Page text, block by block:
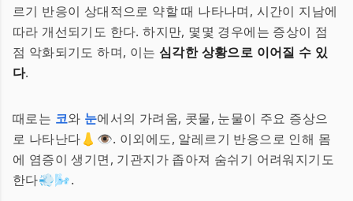
르기 반응이 상대적으로 약할 때 나타나며, 시간이 지남에
따라 개선되기도 한다. 하지만, 몇몇 경우에는 증상이 점
점 악화되기도 하며, 이는 심각한 상황으로 이어질 수 있
다.
때로는 코와 눈에서의 가려움, 콧물, 눈물이 주요 증상으
로 나타난다👃👁️. 이외에도, 알레르기 반응으로 인해 몸
에 염증이 생기면, 기관지가 좁아져 숨쉬기 어려워지기도
한다💨🌬️.